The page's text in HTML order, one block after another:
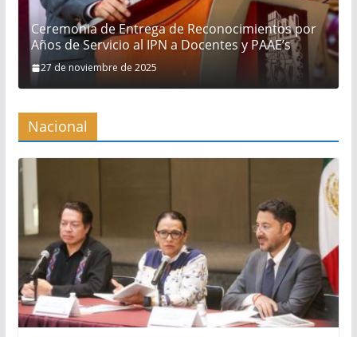
Ceremonia de Entrega de Reconocimientos por
Años de Servicio al IPN a Docentes y PAAE’s
27 de noviembre de 2025
Nacional